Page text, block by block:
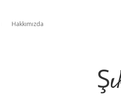
Hakkımızda